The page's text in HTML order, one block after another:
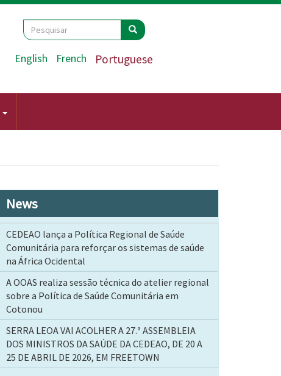
Search
Pesquisar Pesquisar
English French Portuguese
News
CEDEAO lança a Política Regional de Saúde
Comunitária para reforçar os sistemas de saúde
na África Ocidental
A OOAS realiza sessão técnica do atelier regional
sobre a Política de Saúde Comunitária em
Cotonou
SERRA LEOA VAI ACOLHER A 27.ª ASSEMBLEIA
DOS MINISTROS DA SAÚDE DA CEDEAO, DE 20 A
25 DE ABRIL DE 2026, EM FREETOWN